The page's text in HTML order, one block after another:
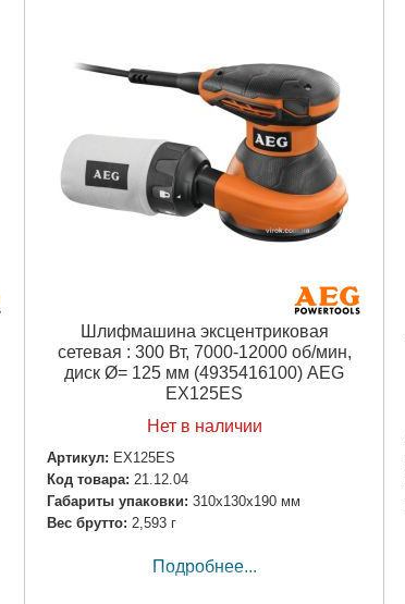
Шлифмашина эксцентриковая
сетевая : 300 Вт, 7000-12000 об/мин,
диск Ø= 125 мм (4935416100) AEG
EX125ES
Нет в наличии
Артикул: EX125ES
Код товара: 21.12.04
Габариты упаковки: 310x130x190 мм
Вес брутто: 2,593 г
Подробнее...